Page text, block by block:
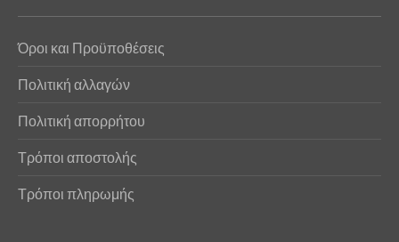
Όροι και Προϋποθέσεις
Πολιτική αλλαγών
Πολιτική απορρήτου
Τρόποι αποστολής
Τρόποι πληρωμής